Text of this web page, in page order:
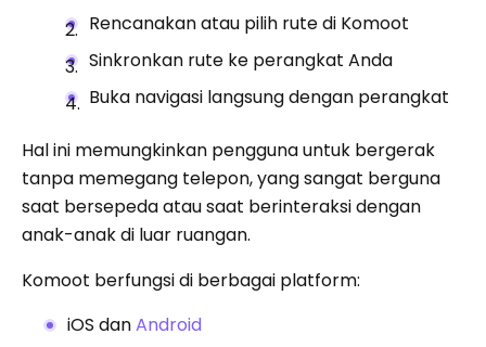
Rencanakan atau pilih rute di Komoot
Sinkronkan rute ke perangkat Anda
Buka navigasi langsung dengan perangkat
Hal ini memungkinkan pengguna untuk bergerak
tanpa memegang telepon, yang sangat berguna
saat bersepeda atau saat berinteraksi dengan
anak-anak di luar ruangan.
Komoot berfungsi di berbagai platform:
iOS danAndroid